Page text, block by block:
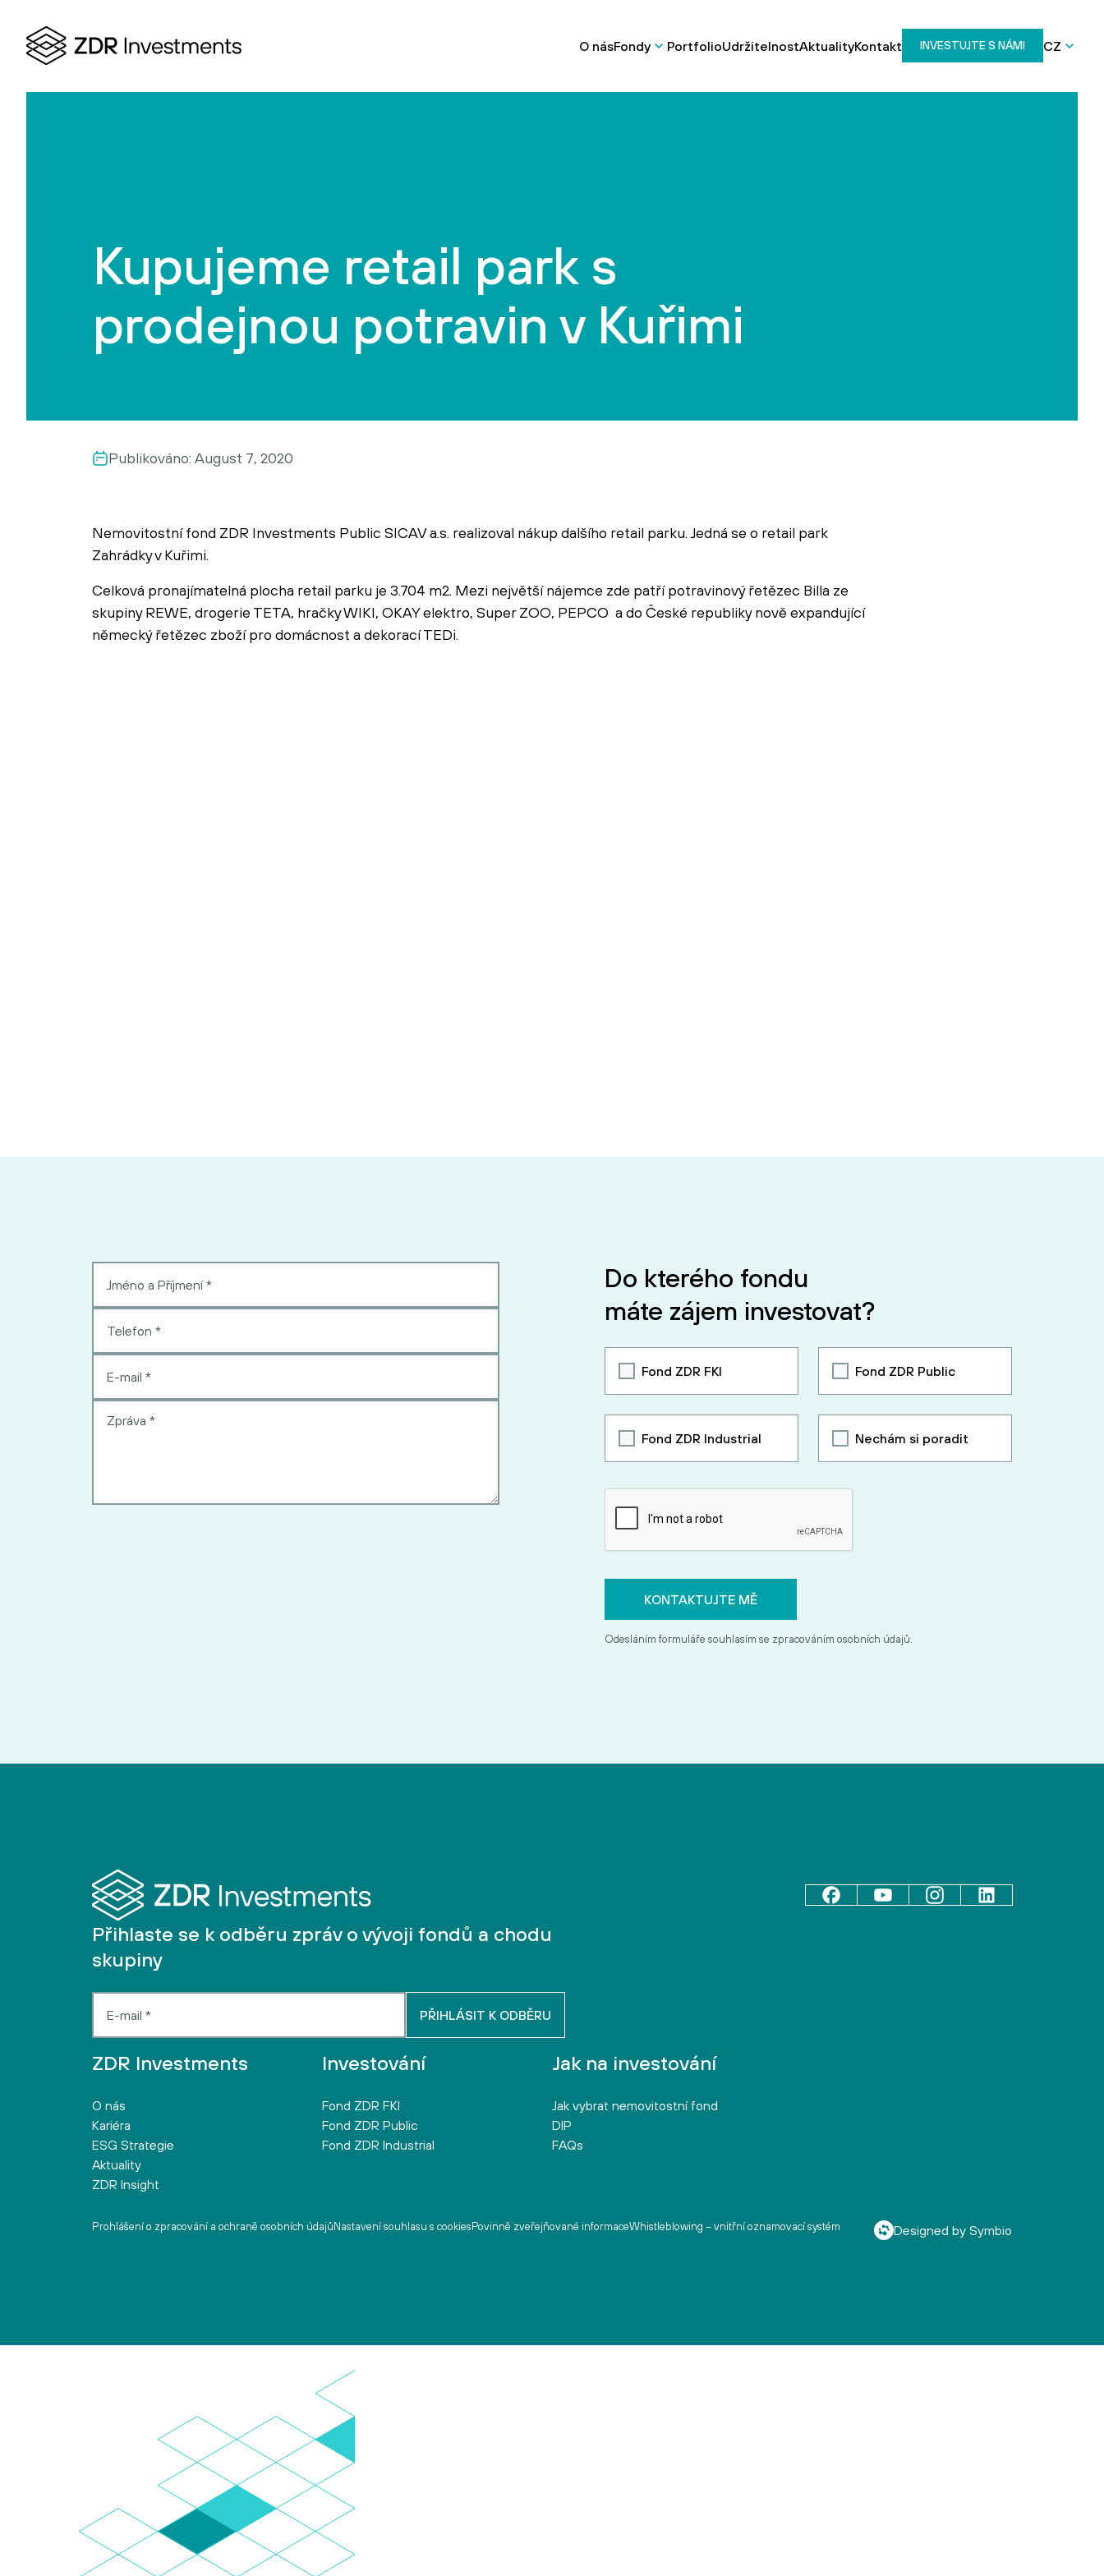
O násFondy PortfolioUdržitelnostAktualityKontakt INVESTUJTE S NÁMI CZ
Kupujeme retail park s
prodejnou potravin v Kuřimi
Publikováno: August 7, 2020
Nemovitostní fond ZDR Investments Public SICAV a.s. realizoval nákup dalšího retail parku. Jedná se o retail park
Zahrádky v Kuřimi.
Celková pronajímatelná plocha retail parku je 3.704 m2. Mezi největší nájemce zde patří potravinový řetězec Billa ze
skupiny REWE, drogerie TETA, hračky WIKI, OKAY elektro, Super ZOO, PEPCO a do České republiky nově expandující
německý řetězec zboží pro domácnost a dekorací TEDi.
Do kterého fondu
máte zájem investovat?
Fond ZDR FKI Fond ZDR Public
Fond ZDR Industrial Nechám si poradit
Odesláním formuláře souhlasím se zpracováním osobních údajů.
Přihlaste se k odběru zpráv o vývoji fondů a chodu
skupiny
ZDR Investments
O nás
Kariéra
ESG Strategie
Aktuality
ZDR Insight
Investování
Fond ZDR FKI
Fond ZDR Public
Fond ZDR Industrial
Jak na investování
Jak vybrat nemovitostní fond
DIP
FAQs
Prohlášení o zpracování a ochraně osobních údajůNastavení souhlasu s cookiesPovinně zveřejňované informaceWhistleblowing – vnitřní oznamovací systém Designed by Symbio